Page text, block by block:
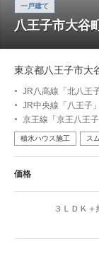
一戸建て
八王子市大谷
東京都八王子市大
JR八高線「北八王
JR中央線「八王子
京王線「京王八王
積水ハウス施工 ス
価格
３ＬＤＫ＋